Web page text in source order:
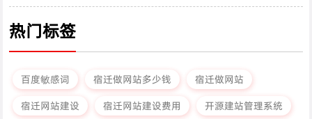
热门标签
百度敏感词 宿迁做网站多少钱
宿迁做网站
宿迁网站建设
宿迁网站建设费用
开源建站管理系统